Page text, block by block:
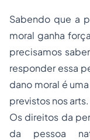
Sabendo que a
moral ganha
precisamos
responder essa
dano moral é
previstos nos
Os direitos da
da pessoa